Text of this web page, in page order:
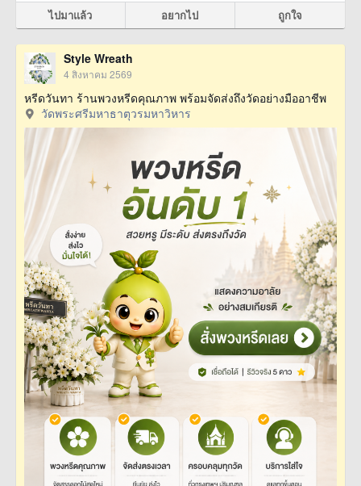
ไปมาแล้ว อยากไป ถูกใจ
Style Wreath
4 สิงหาคม 2569
หรีดวันทา ร้านพวงหรีดคุณภาพ พร้อมจัดส่งถึงวัดอย่างมืออาชีพ
วัดพระศรีมหาธาตุวรมหาวิหาร